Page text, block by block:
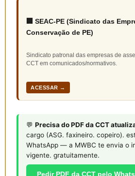
🏢 SEAC-PE (Sindicato das
Conservação de PE)
Sindicato patronal das empresas de
CCT em comunicados/normativos.
ACESSAR →
💬 Precisa do PDF da CCT
cargo (ASG. faxineiro. copeiro).
WhatsApp — a MWBC te envia o
vigente. gratuitamente.
Pedir PDF da CCT pelo